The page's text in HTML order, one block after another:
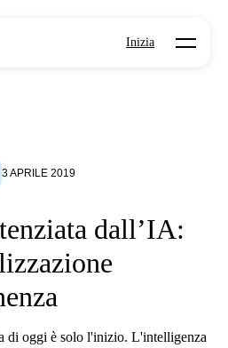
Inizia Open
3 APRILE 2019
dall’IA:
di oggi è solo l'inizio. L'intelligenza